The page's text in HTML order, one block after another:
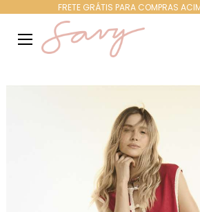
FRETE GRÁTIS PARA COMPRAS